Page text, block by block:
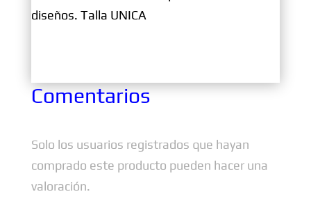
diseños. Talla UNICA
Comentarios
Solo los usuarios registrados que hayan
comprado este producto pueden hacer una
valoración.